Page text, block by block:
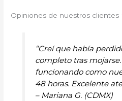
Opiniones de nuestros clientes
“Creí que había
completo tras
funcionando como
48 horas. Excelente
– Mariana G. (CDMX)